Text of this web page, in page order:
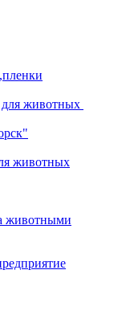
для животных
животных
животными